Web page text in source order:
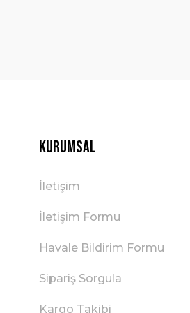
Kurumsal
İletişim
İletişim Formu
Havale Bildirim Formu
Sipariş Sorgula
Kargo Takibi